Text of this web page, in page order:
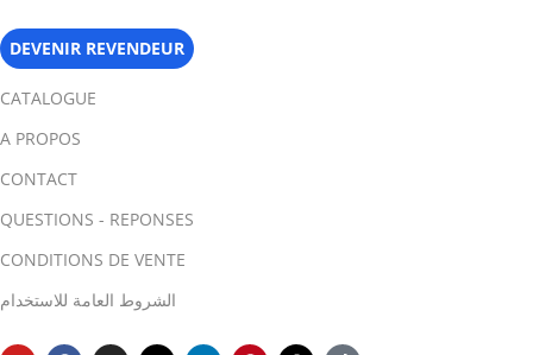
DEVENIR REVENDEUR
CATALOGUE
A PROPOS
CONTACT
QUESTIONS - REPONSES
CONDITIONS DE VENTE
الشروط العامة للاستخدام